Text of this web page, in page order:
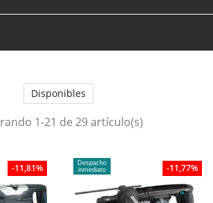
Disponibles
1-21 de 29 artículo(s)
-11,81%
Despacho
inmediato
-11,77%